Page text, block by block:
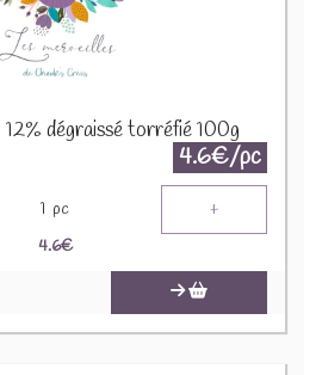
dégraissé torréfié 100g
4.6€/pc
1 pc +
4.6€